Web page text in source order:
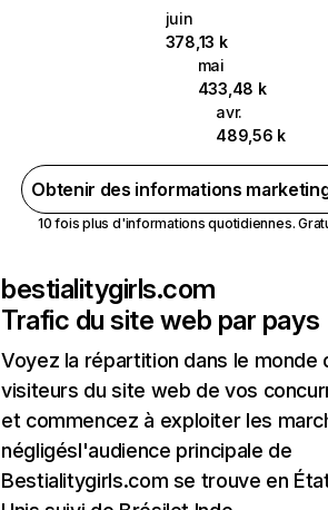
juin
378,13 k
mai
433,48 k
avr.
489,56 k
Obtenir des informations
10 fois plus d'informations quotidiennes.
bestialitygirls.com
Trafic du site web par pays
Voyez la répartition dans le monde
visiteurs du site web de vos
et commencez à exploiter les
négligésl'audience principale de
Bestialitygirls.com se trouve en